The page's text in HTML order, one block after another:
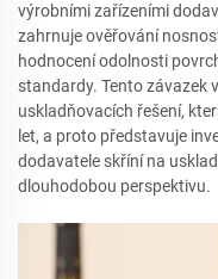
výrobními zařízeními
zahrnuje ověřování
hodnocení odolnosti
standardy. Tento závazek
uskladňovacích řešení,
let, a proto představuje
dodavatele skříní na
dlouhodobou perspektivu.